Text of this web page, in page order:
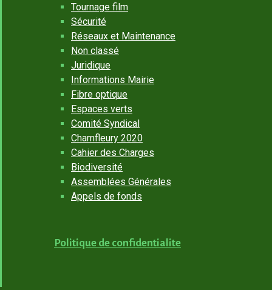
Tournage film
Sécurité
Réseaux et Maintenance
Non classé
Juridique
Informations Mairie
Fibre optique
Espaces verts
Comité Syndical
Chamfleury 2020
Cahier des Charges
Biodiversité
Assemblées Générales
Appels de fonds
Politique de confidentialite